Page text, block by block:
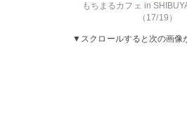
もちまるカフェ in
（17/19）
▼スクロールすると次の画像